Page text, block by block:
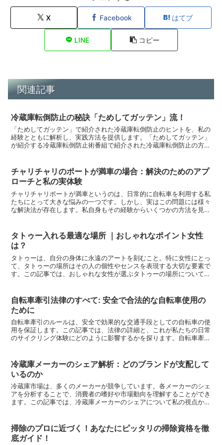
X Facebook はてブ
LINE コピー
関連記事
冷蔵庫転倒防止の秘訣「ためしてガッテン」流！
「ためしてガッテン」で紹介された冷蔵庫転倒防止のヒントを、私の
経験とともに解析し、実践方法を提供します。「ためしてガッテン」
が紹介する冷蔵庫転倒防止術番組で紹介された冷蔵庫転倒防止の方法
チャリチャリのポートが満車の場合：解決のためのアプ
ローチと私の実体験
チャリチャリポートが満車というのは、日常的に自転車を利用する私
たちにとって大きな悩みの一つです。しかし、実はこの問題には様々
な解決法が存在します。私自身もその経験からいくつかの方法を見つ
タトゥー入れる最適な場所 ｜おしゃれなポイント女性
は？
タトゥーは、自分の身体に永遠のアートを刻むこと。特に女性にとっ
て、タトゥーの場所はその人の個性やセンスを表現する大切な要素で
す。この記事では、おしゃれな女性が選ぶタトゥーの場所について、
自転車牽引法律のすべて: 安全で合法的な自転車使用の
ために
自転車牽引のルールは、安全で効果的な交通手段としての自転車の使
用を保証します。この記事では、法律の詳細と、これが私たちの日常
のサイクリング体験にどのように影響するかを探ります。自転車牽引
冷蔵庫メーカーのシェア解析：どのブランドが支配して
いるのか
冷蔵庫市場は、多くのメーカーが競争しています。各メーカーのシェ
アを分析することで、消費者の嗜好や市場動向を理解することができ
ます。この記事では、冷蔵庫メーカーのシェアについて私の視点から
掃除のプロに近づく！あなたにピッタリの掃除資格を徹
底ガイド！